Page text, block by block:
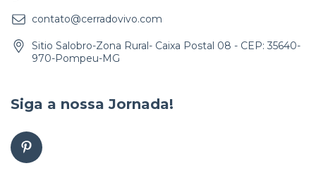
contato@cerradovivo.com
Sitio Salobro-Zona Rural- Caixa Postal 08 - CEP: 35640-
970-Pompeu-MG
Siga a nossa Jornada!